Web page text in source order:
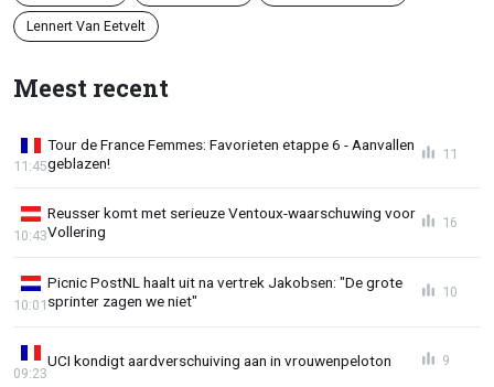
Lennert Van Eetvelt
Meest recent
Tour de France Femmes: Favorieten etappe 6 - Aanvallen
geblazen!
11:45
11
Reusser komt met serieuze Ventoux-waarschuwing voor
Vollering
10:43
16
Picnic PostNL haalt uit na vertrek Jakobsen: "De grote
sprinter zagen we niet"
10:01
10
UCI kondigt aardverschuiving aan in vrouwenpeloton
09:23
9